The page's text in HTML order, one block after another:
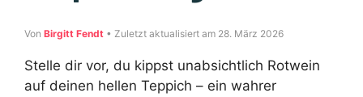
Von Birgitt Fendt • Zuletzt aktualisiert am 28. März 2026
Stelle dir vor, du kippst unabsichtlich Rotwein
auf deinen hellen Teppich – ein wahrer